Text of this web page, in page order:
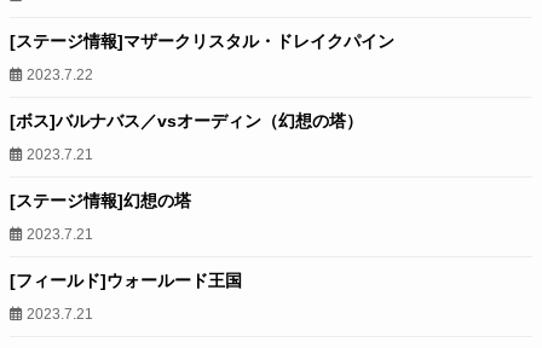
[ステージ情報]マザークリスタル・ドレイクパイン
2023.7.22
[ボス]バルナバス／vsオーディン（幻想の塔）
2023.7.21
[ステージ情報]幻想の塔
2023.7.21
[フィールド]ウォールード王国
2023.7.21